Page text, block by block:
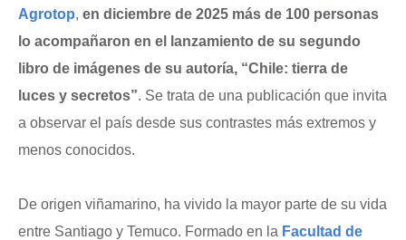
Agrotop, en diciembre de 2025 más de 100 personas
lo acompañaron en el lanzamiento de su segundo
libro de imágenes de su autoría, “Chile: tierra de
luces y secretos”. Se trata de una publicación que invita
a observar el país desde sus contrastes más extremos y
menos conocidos.
De origen viñamarino, ha vivido la mayor parte de su vida
entre Santiago y Temuco. Formado en la Facultad de